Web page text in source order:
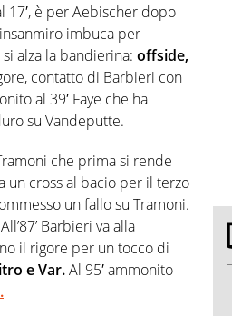
17′, è per Aebischer dopo
imbuca per
alza la bandierina: offside,
contatto di Barbieri con
al 39′ Faye che ha
su Vandeputte.
che prima si rende
un cross al bacio per il terzo
un fallo su Tramoni.
Barbieri va alla
il rigore per un tocco di
e Var.Al 95′ ammonito